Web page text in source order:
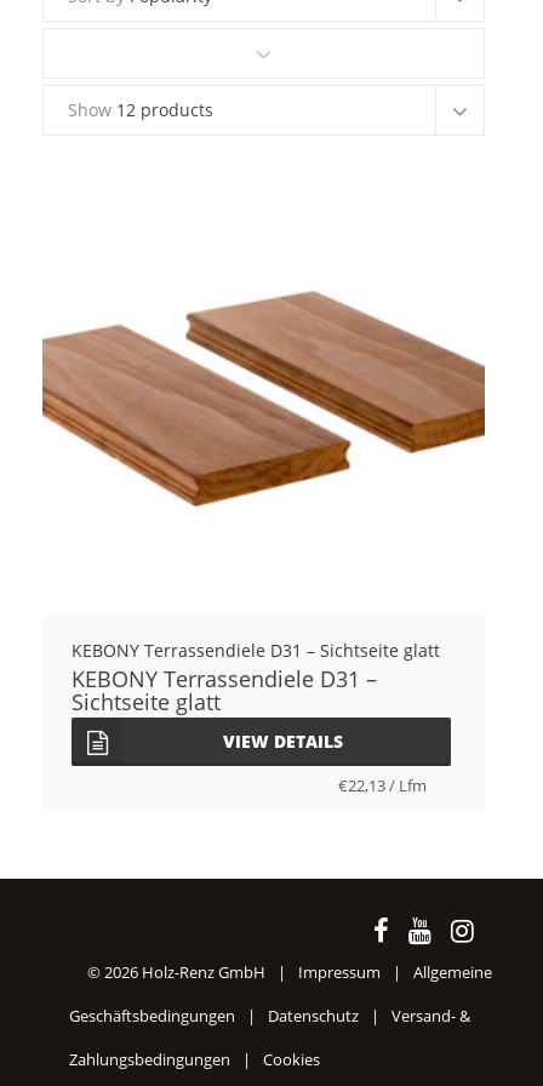
Show 12 products
KEBONY Terrassendiele D31 – Sichtseite glatt
KEBONY Terrassendiele D31 –
Sichtseite glatt
VIEW DETAILS
€22,13/ Lfm
© 2026 Holz-Renz GmbH | Impressum |
Allgemeine
Geschäftsbedingungen
| Datenschutz |
Versand- &
Zahlungsbedingungen
| Cookies